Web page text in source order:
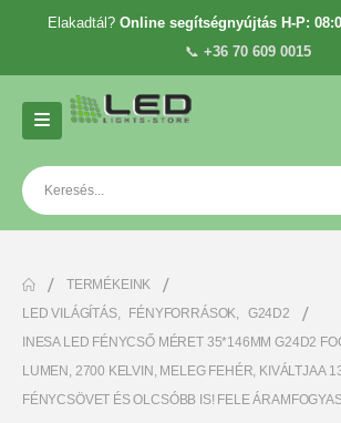
Elakadtál? Online segítségnyújtás H-P:
📞 +36 70 609 0015
TERMÉKEINK
LED VILÁGÍTÁS, FÉNYFORRÁSOK,
G24D2
INESA LED FÉNYCSŐ MÉRET 35*146MM G24D2
LUMEN, 2700 KELVIN, MELEG FEHÉR, KIVÁLTJA A
FÉNYCSÖVET ÉS OLCSÓBB IS! FELE